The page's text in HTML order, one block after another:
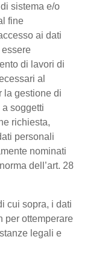
sistema e/o
fine
ai dati
di lavori di
al
la gestione di
soggetti
richiesta,
personali
nominati
dell’art. 28
cui sopra, i dati
per ottemperare
legali e